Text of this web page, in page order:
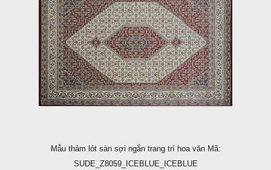
Mẫu thảm lót sàn sợi ngắn trang trí hoa văn Mã:
SUDE_Z8059_ICEBLUE_ICEBLUE